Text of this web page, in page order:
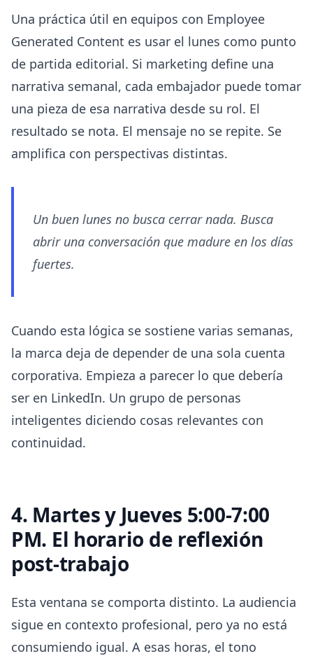
Una práctica útil en equipos con Employee
Generated Content es usar el lunes como punto
de partida editorial. Si marketing define una
narrativa semanal, cada embajador puede tomar
una pieza de esa narrativa desde su rol. El
resultado se nota. El mensaje no se repite. Se
amplifica con perspectivas distintas.
Un buen lunes no busca cerrar nada. Busca
abrir una conversación que madure en los días
fuertes.
Cuando esta lógica se sostiene varias semanas,
la marca deja de depender de una sola cuenta
corporativa. Empieza a parecer lo que debería
ser en LinkedIn. Un grupo de personas
inteligentes diciendo cosas relevantes con
continuidad.
4. Martes y Jueves 5:00-7:00
PM. El horario de reflexión
post-trabajo
Esta ventana se comporta distinto. La audiencia
sigue en contexto profesional, pero ya no está
consumiendo igual. A esas horas, el tono